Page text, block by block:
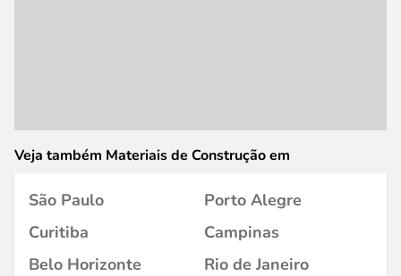
Veja também Materiais de Construção em
São Paulo
Porto Alegre
Curitiba
Campinas
Belo Horizonte
Rio de Janeiro